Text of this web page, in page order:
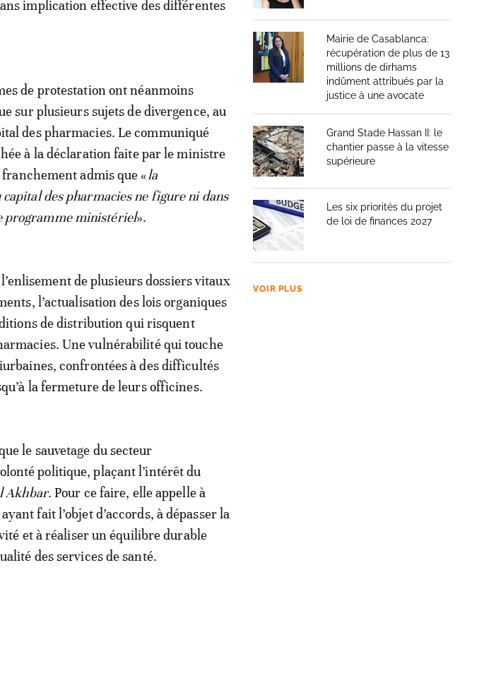
implication effective des différentes
de protestation ont néanmoins
sur plusieurs sujets de divergence, au
des pharmacies. Le communiqué
à la déclaration faite par le ministre
admis que «la
des pharmacies ne figure ni dans
programme ministériel».
de plusieurs dossiers vitaux
l’actualisation des lois organiques
de distribution qui risquent
Une vulnérabilité qui touche
confrontées à des difficultés
la fermeture de leurs officines.
le sauvetage du secteur
politique, plaçant l’intérêt du
Akhbar. Pour ce faire, elle appelle à
fait l’objet d’accords, à dépasser la
et à réaliser un équilibre durable
des services de santé.
Mairie de Casablanca:
récupération de plus de 13
millions de dirhams
indûment attribués par la
justice à une avocate
Grand Stade Hassan II: le
chantier passe à la vitesse
supérieure
Les six priorités du projet
de loi de finances 2027
VOIR PLUS